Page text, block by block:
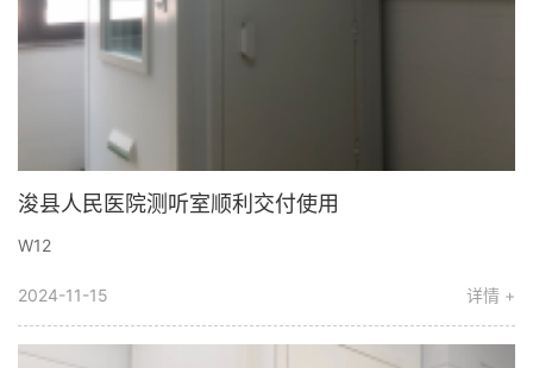
浚县人民医院测听室顺利交付使用
W12
2024-11-15 详情 +